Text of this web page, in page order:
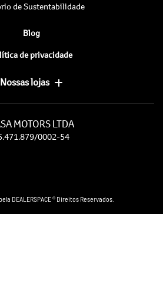
de Sustentabilidade
Blog
de privacidade
Nossas lojas
MOTORS LTDA
0002-54
DEALERSPACE ® Direitos Reservados.